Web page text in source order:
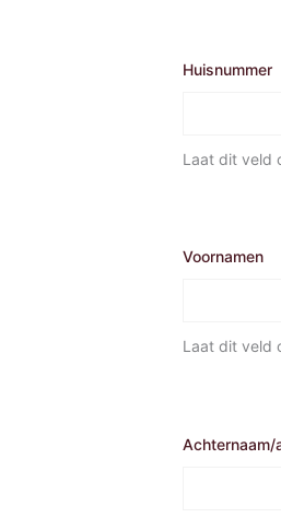
Huisnummer
Laat dit veld
Voornamen
Laat dit veld
Achternaam/